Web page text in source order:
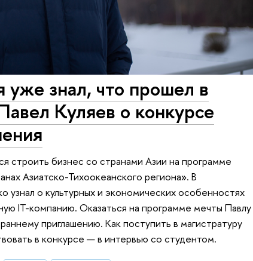
уже знал, что прошел в
Куляев о конкурсе
строить бизнес со странами Азии на программе
Азиатско-Тихоокеанского региона». В
узнал о культурных и экономических особенностях
IT-компанию. Оказаться на программе мечты Павлу
приглашению. Как поступить в магистратуру
в конкурсе — в интервью со студентом.